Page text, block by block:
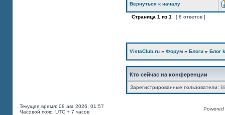
Вернуться к началу
Страница 1 из 1 [ 8 ответов ]
VistaClub.ru » Форум » Блоги » Блог
Кто сейчас на конференции
Зарегистрированные пользователи:
Текущее время: 08 авг 2026, 01:57
Часовой пояс: UTC + 7 часов